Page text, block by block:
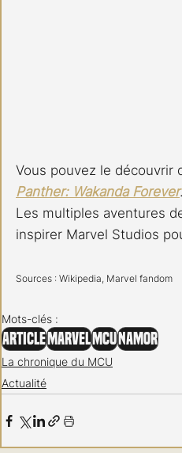
Vous pouvez le découvrir
Panther: Wakanda Forever.
Les multiples aventures
inspirer Marvel Studios
Sources : Wikipedia, Marvel fandom
Mots-clés :
Article Marvel MCU Namor
La chronique du MCU
Actualité